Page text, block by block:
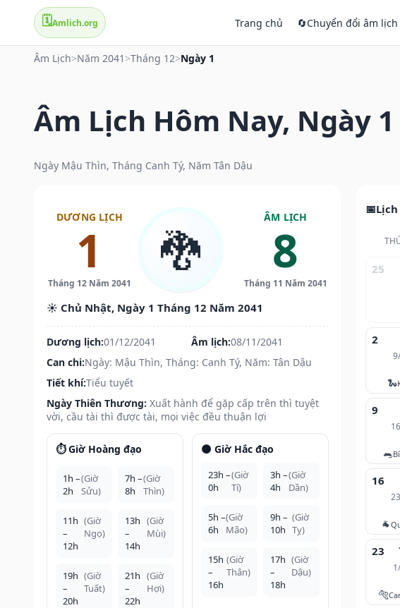
🗓️Amlich.org Trang chủ 🔄Chuyển đổi âm lịch
Âm Lịch>Năm 2041 >Tháng 12>Ngày 1
Âm Lịch Hôm Nay, Ngày
Ngày Mậu Thìn, Tháng Canh Tý, Năm Tân Dậu
DƯƠNG LỊCH
1
Tháng 12 Năm 2041
🐉
ÂM LỊCH
8
Tháng 11 Năm 2041
☀️ Chủ Nhật, Ngày 1 Tháng 12 Năm 2041
Dương lịch:01/12/2041 Âm lịch:08/11/2041
Can chi:Ngày: Mậu Thìn, Tháng: Canh Tý, Năm: Tân Dậu
Tiết khí:Tiểu tuyết
Ngày Thiên Thương: Xuất hành để gặp cấp trên thì tuyệt
vời, cầu tài thì được tài, mọi việc đều thuận lợi
⏱️ Giờ Hoàng đạo
1h –
2h
(Giờ
Sửu)
7h –
8h
(Giờ
Thìn)
11h
–
12h
(Giờ
Ngọ)
13h
–
14h
(Giờ
Mùi)
19h
–
20h
(Giờ
Tuất)
21h
–
22h
(Giờ
Hợi)
🌑 Giờ Hắc đạo
23h –
0h
(Giờ
Tí)
3h –
4h
(Giờ
Dần)
5h –
6h
(Giờ
Mão)
9h –
10h
(Giờ
Tỵ)
15h
–
16h
(Giờ
Thân)
17h
–
18h
(Giờ
Dậu)
25
2
🐍
9
🐀
16
🐐
23
🐅